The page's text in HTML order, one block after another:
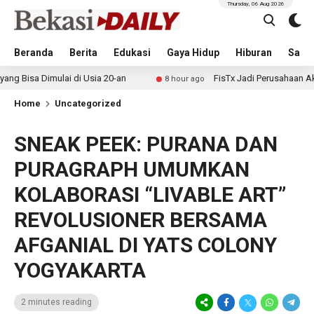
Beranda Berita Edukasi Gaya Hidup Hiburan
Thursday, 06 Aug 2026
di Usia 20-an 8 hour ago FisTx Jadi Perusahaan Akuakultur
Home Uncategorized
SNEAK PEEK: PURANA DAN
PURAGRAPH UMUMKAN
KOLABORASI “LIVABLE ART”
REVOLUSIONER BERSAMA
AFGANIAL DI YATS COLONY
YOGYAKARTA
2 minutes reading